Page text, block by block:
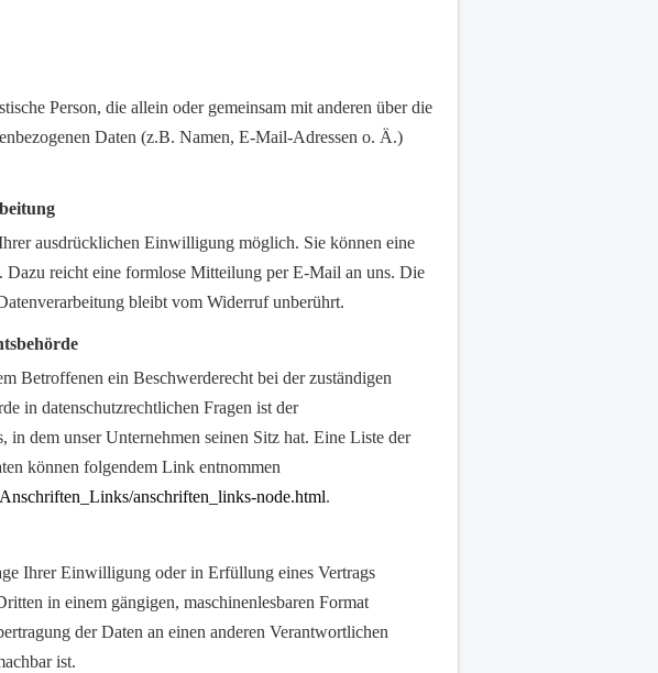
Person, die allein oder gemeinsam mit anderen über die
Daten (z.B. Namen, E-Mail-Adressen o. Ä.)
ausdrücklichen Einwilligung möglich. Sie können eine
reicht eine formlose Mitteilung per E-Mail an uns. Die
bleibt vom Widerruf unberührt.
Betroffenen ein Beschwerderecht bei der zuständigen
in datenschutzrechtlichen Fragen ist der
in dem unser Unternehmen seinen Sitz hat. Eine Liste der
können folgendem Link entnommen
anschriften_links-node.html.
Ihrer Einwilligung oder in Erfüllung eines Vertrags
in einem gängigen, maschinenlesbaren Format
der Daten an einen anderen Verantwortlichen
ist.